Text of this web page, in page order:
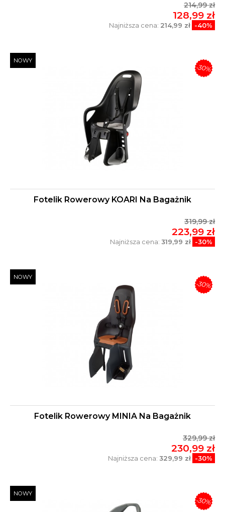
214,99 zł
128,99 zł
Najniższa cena: 214,99 zł -40%
Fotelik Rowerowy KOARI Na Bagażnik
319,99 zł
223,99 zł
Najniższa cena: 319,99 zł -30%
NOWY
-30%
Fotelik Rowerowy MINIA Na Bagażnik
329,99 zł
230,99 zł
Najniższa cena: 329,99 zł -30%
NOWY
-30%
NOWY
-30%